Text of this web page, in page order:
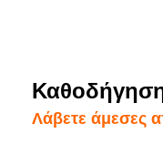
Λάβετε άμεσες